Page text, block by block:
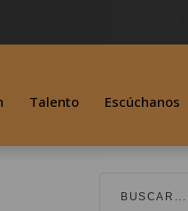
Talento Escúchanos